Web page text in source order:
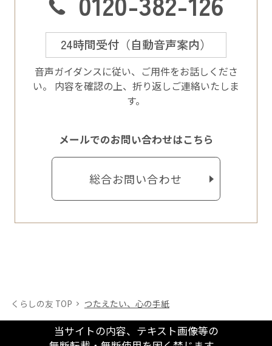
24時間受付（自動音声案内）
⾳声ガイダンスに従い、ご⽤件をお話しくださ
い。
内容を確認の上、折り返しご連絡いたしま
す。
メールでのお問い合わせはこちら
総合お問い合わせ
くらしの友 TOP つたえたい、心の手紙
当サイトの内容、テキスト画像等の